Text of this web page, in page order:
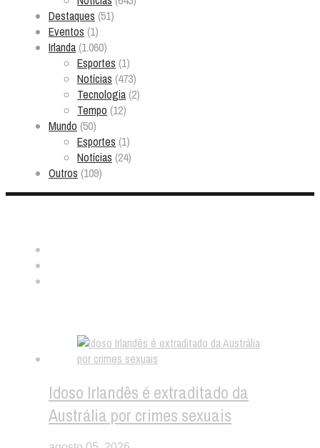
Destaques (51)
Eventos (1)
Irlanda(1.060)
Esportes (1)
Notícias (473)
Tecnologia(2)
Tempo (12)
Mundo (50)
Esportes (1)
Notícias (24)
Outros (109)
Idoso Irlandês é extraditado da
Austrália por crimes sexuais